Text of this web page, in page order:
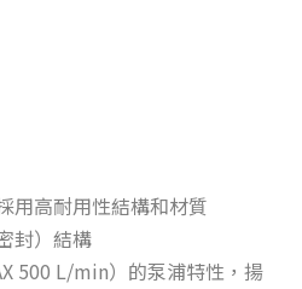
用高耐用性結構和材質
封）結構
500 L/min）的泵浦特性，揚